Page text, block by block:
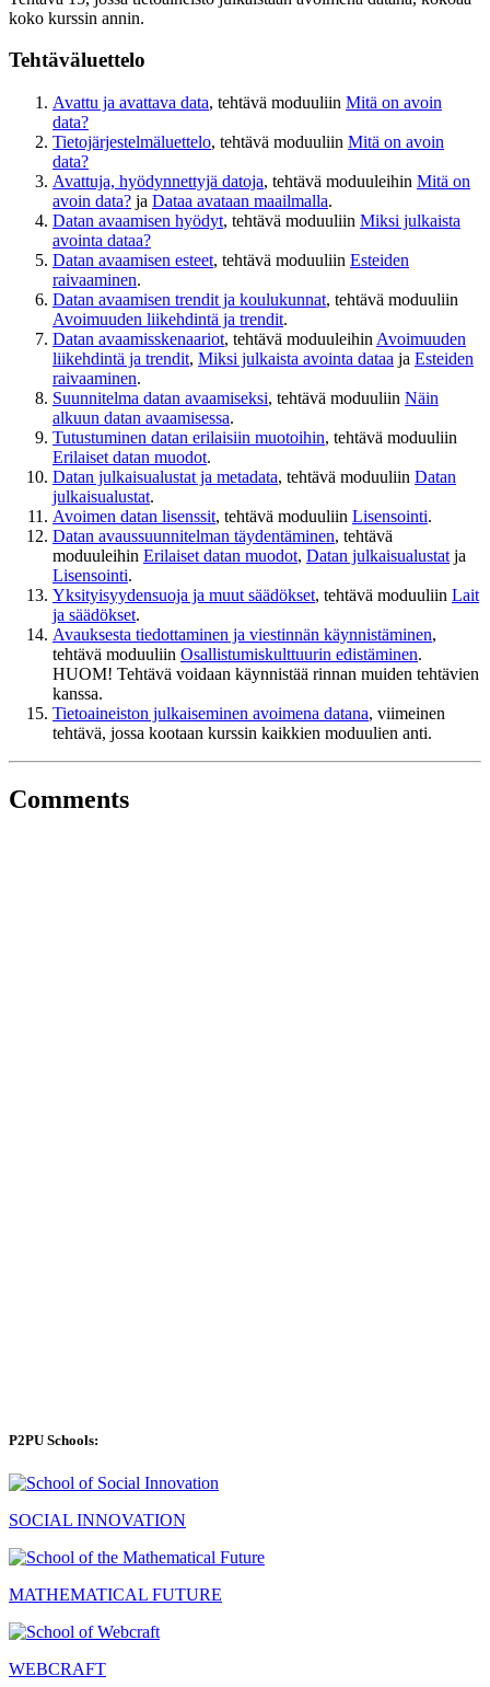
koko kurssin annin.
Tehtäväluettelo
Avattu ja avattava data, tehtävä moduuliin Mitä on avoin
data?
Tietojärjestelmäluettelo, tehtävä moduuliin Mitä on avoin
data?
Avattuja, hyödynnettyjä datoja, tehtävä moduuleihin Mitä on
avoin data? ja Dataa avataan maailmalla.
Datan avaamisen hyödyt, tehtävä moduuliin Miksi julkaista
avointa dataa?
Datan avaamisen esteet, tehtävä moduuliin Esteiden
raivaaminen.
Datan avaamisen trendit ja koulukunnat, tehtävä moduuliin
Avoimuuden liikehdintä ja trendit.
Datan avaamisskenaariot, tehtävä moduuleihin Avoimuuden
liikehdintä ja trendit, Miksi julkaista avointa dataa ja Esteiden
raivaaminen.
Suunnitelma datan avaamiseksi, tehtävä moduuliin Näin
alkuun datan avaamisessa.
Tutustuminen datan erilaisiin muotoihin, tehtävä moduuliin
Erilaiset datan muodot.
Datan julkaisualustat ja metadata, tehtävä moduuliin Datan
julkaisualustat.
Avoimen datan lisenssit, tehtävä moduuliin Lisensointi.
Datan avaussuunnitelman täydentäminen, tehtävä
moduuleihin Erilaiset datan muodot, Datan julkaisualustat ja
Lisensointi.
Yksityisyydensuoja ja muut säädökset, tehtävä moduuliin Lait
ja säädökset.
Avauksesta tiedottaminen ja viestinnän käynnistäminen,
tehtävä moduuliin Osallistumiskulttuurin edistäminen.
HUOM! Tehtävä voidaan käynnistää rinnan muiden tehtävien
kanssa.
Tietoaineiston julkaiseminen avoimena datana, viimeinen
tehtävä, jossa kootaan kurssin kaikkien moduulien anti.
Comments
P2PU Schools:
SOCIAL INNOVATION
MATHEMATICAL FUTURE
WEBCRAFT